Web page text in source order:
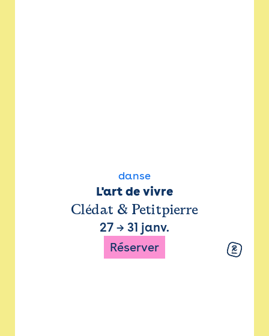
danse
L'art de vivre
Clédat & Petitpierre
27 → 31 janv.
Réserver